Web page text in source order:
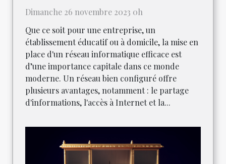
Dimanche 26 novembre 2023 0h
Que ce soit pour une entreprise, un
établissement éducatif ou à domicile, la mise en
place d'un réseau informatique efficace est
d’une importance capitale dans ce monde
moderne. Un réseau bien configuré offre
plusieurs avantages, notamment : le partage
d'informations, l'accès à Internet et la...